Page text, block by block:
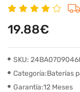
19.88€
SKU:
Categoría:Baterías
Garantía:12 Meses